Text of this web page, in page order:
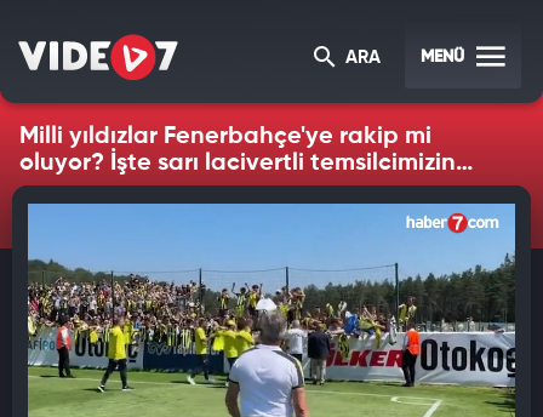
ARA MENÜ
Milli yıldızlar Fenerbahçe'ye rakip mi
oluyor? İşte sarı lacivertli temsilcimizin
muhtemel rakipleri